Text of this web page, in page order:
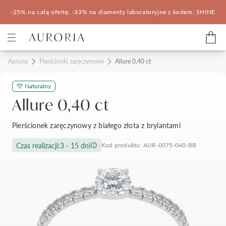
-25% na całą ofertę, -33% na diamenty laboratoryjne z kodem: SHINE
Kategorie
Pierścionki zaręczynowe
Pomocne
Konfigurator 3D
Salony Auroria
Salony Auroria
Salon Auroria Arkadia
Korzyści z zakupu
Auroria Pierścionki zaręczynowe Allure 0,40 ct
Naturalny
Allure 0,40 ct
Pierścionek zaręczynowy z białego złota z brylantami
Czas realizacji:3 - 15 dni Kod produktu: AUR-0075-040-BB